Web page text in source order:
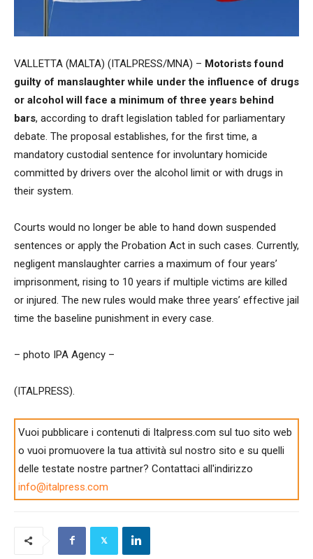
VALLETTA (MALTA) (ITALPRESS/MNA) – Motorists found
guilty of manslaughter while under the influence of drugs
or alcohol will face a minimum of three years behind
bars, according to draft legislation tabled for parliamentary
debate. The proposal establishes, for the first time, a
mandatory custodial sentence for involuntary homicide
committed by drivers over the alcohol limit or with drugs in
their system.
Courts would no longer be able to hand down suspended
sentences or apply the Probation Act in such cases. Currently,
negligent manslaughter carries a maximum of four years’
imprisonment, rising to 10 years if multiple victims are killed
or injured. The new rules would make three years’ effective jail
time the baseline punishment in every case.
– photo IPA Agency –
(ITALPRESS).
Vuoi pubblicare i contenuti di Italpress.com sul tuo sito web
o vuoi promuovere la tua attività sul nostro sito e su quelli
delle testate nostre partner? Contattaci all'indirizzo
info@italpress.com